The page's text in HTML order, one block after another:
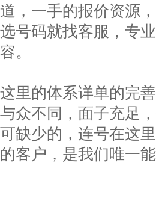
道，一手的报价资源
选号码就找客服，专
容。
这里的体系详单的完
与众不同，面子充足
可缺少的，连号在这
的客户，是我们唯一